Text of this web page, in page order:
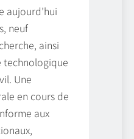
aujourd’hui
neuf
ainsi
technologique
Une
en cours de
aux